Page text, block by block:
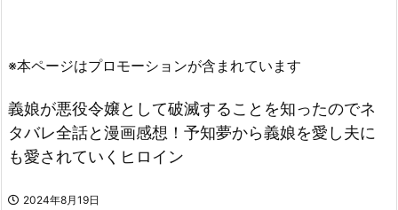
※本ページはプロモーションが含まれています
義娘が悪役令嬢として破滅することを知ったのでネ
タバレ全話と漫画感想！予知夢から義娘を愛し夫に
も愛されていくヒロイン
2024年8月19日